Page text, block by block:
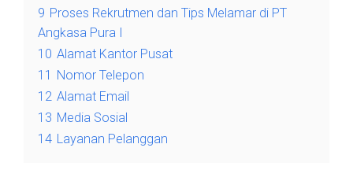
9 Proses Rekrutmen dan Tips Melamar di PT
Angkasa Pura I
10 Alamat Kantor Pusat
11 Nomor Telepon
12 Alamat Email
13 Media Sosial
14 Layanan Pelanggan